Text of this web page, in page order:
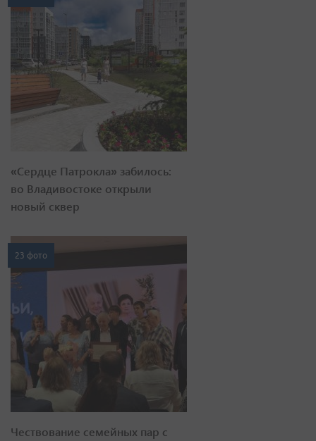
«Сердце Патрокла» забилось:
во Владивостоке открыли
новый сквер
23 фото
Чествование семейных пар с